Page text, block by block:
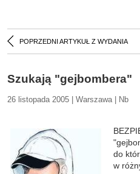
POPRZEDNI ARTYKUŁ Z WYDANIA
Szukają "gejbombera"
26 listopada 2005 | Warszawa | Nb
do
w